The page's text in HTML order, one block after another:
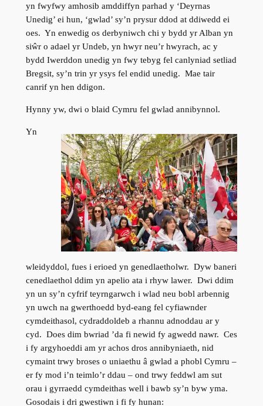
yn fwyfwy amhosib amddiffyn parhad y ‘Deyrnas
Unedig’ ei hun, ‘gwlad’ sy’n prysur ddod at ddiwedd ei
oes. Yn enwedig os derbyniwch chi y bydd yr Alban yn
siŵr o adael yr Undeb, yn hwyr neu’r hwyrach, ac y
bydd Iwerddon unedig yn fwy tebyg fel canlyniad setliad
Bregsit, sy’n trin yr ysys fel endid unedig. Mae tair
canrif yn hen ddigon.
Hynny yw, dwi o blaid Cymru fel gwlad annibynnol.
Yn
wleidyddol, fues i erioed yn genedlaetholwr. Dyw baneri
cenedlaethol ddim yn apelio ata i rhyw lawer. Dwi ddim
yn un sy’n cyfrif teyrngarwch i wlad neu bobl arbennig
yn uwch na gwerthoedd byd-eang fel cyfiawnder
cymdeithasol, cydraddoldeb a rhannu adnoddau ar y
cyd. Does dim bwriad ’da fi newid fy agwedd nawr. Ces
i fy argyhoeddi am yr achos dros annibyniaeth, nid
cymaint trwy broses o uniaethu â gwlad a phobl Cymru –
er fy mod i’n teimlo’r ddau – ond trwy feddwl am sut
orau i gyrraedd cymdeithas well i bawb sy’n byw yma.
Gosodais i dri gwestiwn i fi fy hunan: